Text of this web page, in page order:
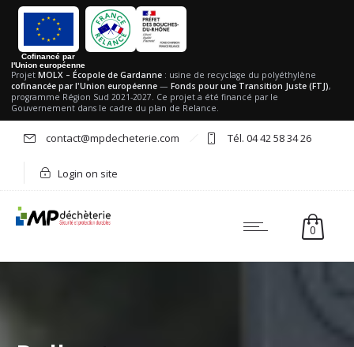
Cofinancé par
l'Union européenne
Projet MOLX – Écopole de Gardanne : usine de recyclage du polyéthylène
cofinancée par l'Union européenne — Fonds pour une Transition Juste (FTJ),
programme Région Sud 2021-2027. Ce projet a été financé par le
Gouvernement dans le cadre du plan de Relance.
contact@mpdecheterie.com Tél. 04 42 58 34 26
Login on site
0